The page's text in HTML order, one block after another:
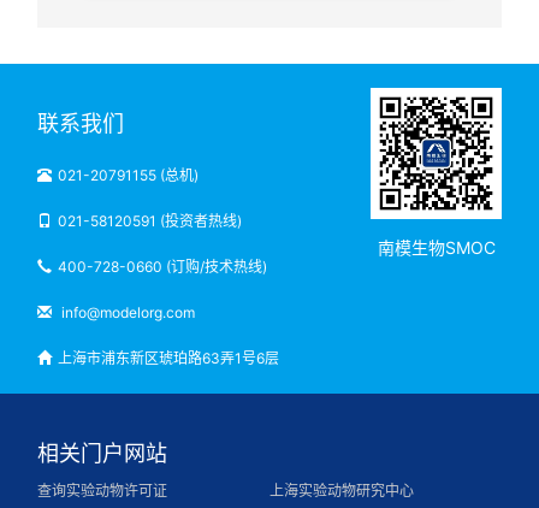
联系我们
021-20791155 (总机)
021-58120591 (投资者热线)
400-728-0660 (订购/技术热线)
info@modelorg.com
上海市浦东新区琥珀路63弄1号6层
南模生物SMOC
相关门户网站
查询实验动物许可证
上海实验动物研究中心